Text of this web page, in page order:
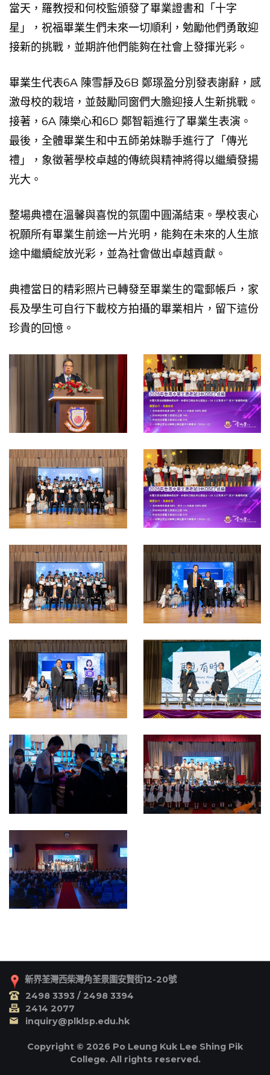
當天，羅教授和何校監頒發了畢業證書和「十字
星」，祝福畢業生們未來一切順利，勉勵他們勇敢迎
接新的挑戰，並期許他們能夠在社會上發揮光彩。
畢業生代表6A 陳雪靜及6B 鄭璟盈分別發表謝辭，感
激母校的栽培，並鼓勵同窗們大膽迎接人生新挑戰。
接著， 6A 陳樂心和6D 鄭智韜進行了畢業生表演。
最後，全體畢業生和中五師弟妹聯手進行了「傳光
禮」，象徵著學校卓越的傳統與精神將得以繼續發揚
光大。
整場典禮在溫馨與喜悅的氛圍中圓滿結束。學校衷心
祝願所有畢業生前途一片光明，能夠在未來的人生旅
途中繼續綻放光彩，並為社會做出卓越貢獻。
典禮當日的精彩照片已轉發至畢業生的電郵帳戶，家
長及學生可自行下載校方拍攝的畢業相片，留下這份
珍貴的回憶。
新界荃灣西柴灣角荃景圍安賢街12-20號
2498 3393 / 2498 3394
2414 2077
inquiry@plklsp.edu.hk
Copyright © 2026 Po Leung Kuk Lee Shing Pik
College. All rights reserved.